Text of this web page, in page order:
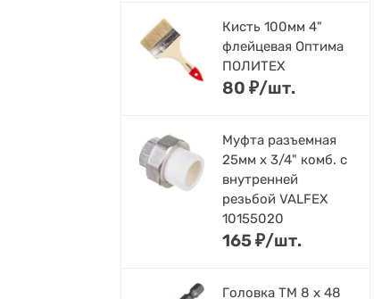
Кисть 100мм 4"
флейцевая Оптима
ПОЛИТЕХ
80 ₽/шт.
Муфта разъемная
25мм х 3/4" комб. с
внутренней
резьбой VALFEX
10155020
165₽/шт.
Головка ТМ 8 х 48